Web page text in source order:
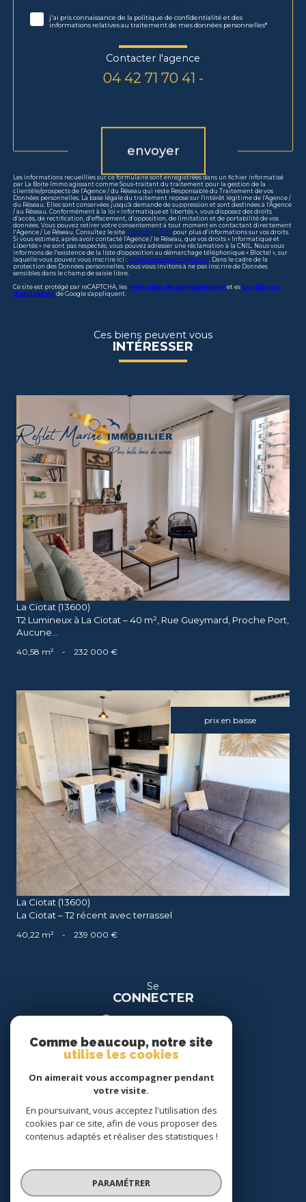
j'ai pris connaissance de la politique de confidentialité et des
informations relatives au traitement de mes données personnelles*
Contacter l'agence
04 42 71 70 41 -
envoyer
Les informations recueillies sur ce formulaire sont enregistrées dans un fichier informatisé
par La Boite Immo agissant comme Sous-traitant du traitement pour la gestion de la
clientèle/prospects de l'Agence / du Réseau qui reste Responsable du Traitement de vos
Données personnelles. La base légale du traitement repose sur l'intérêt légitime de l'Agence /
du Réseau. Elles sont conservées jusqu'à demande de suppression et sont destinées à l'Agence
/ au Réseau. Conformément à la loi « informatique et libertés », vous disposez des droits
d’accès, de rectification, d’effacement, d’opposition, de limitation et de portabilité de vos
données. Vous pouvez retirer votre consentement à tout moment en contactant directement
l’Agence / Le Réseau. Consultez le site https://cnil.fr/fr pour plus d’informations sur vos droits.
Si vous estimez, après avoir contacté l'Agence / le Réseau, que vos droits « Informatique et
Libertés » ne sont pas respectés, vous pouvez adresser une réclamation à la CNIL. Nous vous
informons de l’existence de la liste d'opposition au démarchage téléphonique « Bloctel », sur
laquelle vous pouvez vous inscrire ici : https://www.bloctel.gouv.fr. Dans le cadre de la
protection des Données personnelles, nous vous invitons à ne pas inscrire de Données
sensibles dans le champ de saisie libre.
Ce site est protégé par reCAPTCHA, les Politiques de Confidentialité et es Conditions
d'utilisation de Google s'appliquent.
Ces biens peuvent vous
INTÉRESSER
voir le bien
La Ciotat (13600)
T2 Lumineux à La Ciotat – 40 m², Rue Gueymard, Proche Port,
Aucune...
40,58 m² - 232 000 €
prix en baisse
voir le bien
La Ciotat (13600)
La Ciotat – T2 récent avec terrassel
40,22 m² - 239 000 €
Se
CONNECTER
espace location
Nous
SUIVRE
Comme beaucoup, notre site
utilise les cookies
On aimerait vous accompagner pendant
votre visite.
En poursuivant, vous acceptez l'utilisation des
cookies par ce site, afin de vous proposer des
contenus adaptés et réaliser des statistiques !
PARAMÉTRER